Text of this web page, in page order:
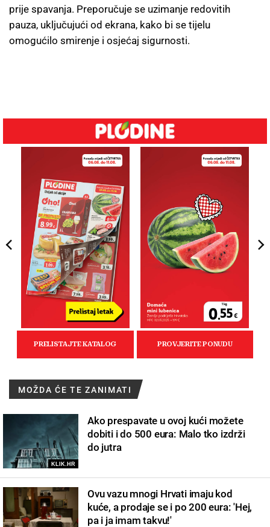
prije spavanja. Preporučuje se uzimanje redovitih
pauza, uključujući od ekrana, kako bi se tijelu
omogućilo smirenje i osjećaj sigurnosti.
MOŽDA ĆE TE ZANIMATI
KLIK.HR
Ako prespavate u ovoj kući možete
dobiti i do 500 eura: Malo tko izdrži
do jutra
Ovu vazu mnogi Hrvati imaju kod
kuće, a prodaje se i po 200 eura: 'Hej,
pa i ja imam takvu!'